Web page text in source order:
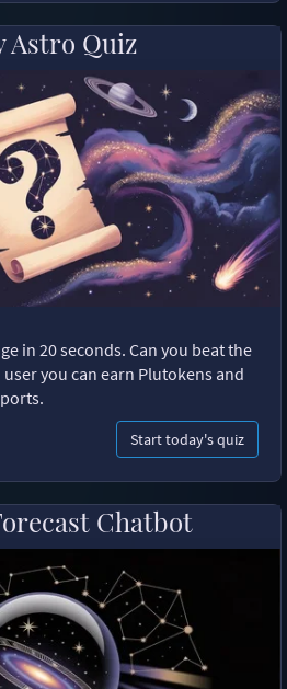
Astro Quiz
in 20 seconds. Can you beat the
you can earn Plutokens and
Start today's quiz
Chatbot